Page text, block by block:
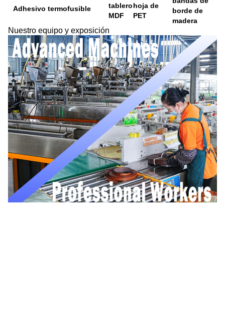
Adhesivo termofusible
tablero
MDF
hoja de
PET
borde de
madera
Nuestro equipo y exposición